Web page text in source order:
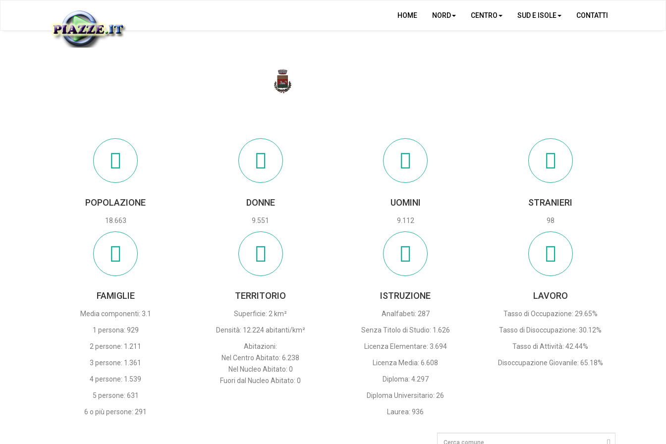
HOME NORD CENTRO SUD E ISOLE CONTATTI
POPOLAZIONE
18.663
DONNE
9.551
UOMINI
9.112
STRANIERI
98
FAMIGLIE
Media componenti: 3.1
1 persona: 929
2 persone: 1.211
3 persone: 1.361
4 persone: 1.539
5 persone: 631
6 o più persone: 291
TERRITORIO
Superficie: 2 km²
Densità: 12.224 abitanti/km²
Abitazioni:
Nel Centro Abitato: 6.238
Nel Nucleo Abitato: 0
Fuori dal Nucleo Abitato: 0
ISTRUZIONE
Analfabeti: 287
Senza Titolo di Studio: 1.626
Licenza Elementare: 3.694
Licenza Media: 6.608
Diploma: 4.297
Diploma Universitario: 26
Laurea: 936
LAVORO
Tasso di Occupazione: 29.65%
Tasso di Disoccupazione: 30.12%
Tasso di Attività: 42.44%
Disoccupazione Giovanile: 65.18%